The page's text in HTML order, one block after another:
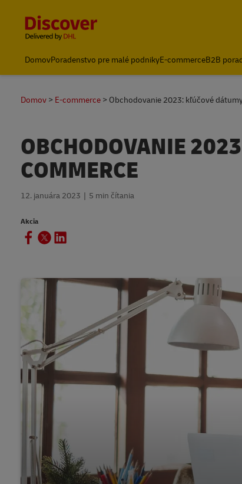
DomovPoradenstvo pre malé podnikyE-commerceB2B
Domov E-commerce Obchodovanie 2023: kľúčové
OBCHODOVANIE
COMMERCE
12. januára 2023 5 min čítania
Akcia